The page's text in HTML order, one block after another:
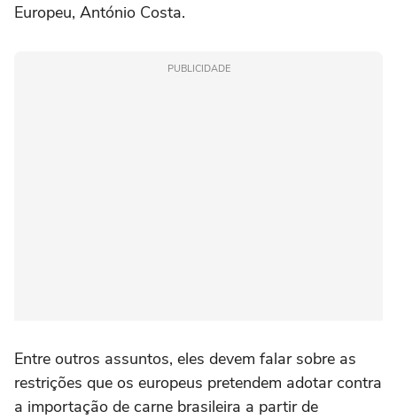
Europeu, António Costa.
PUBLICIDADE
Entre outros assuntos, eles devem falar sobre as
restrições que os europeus pretendem adotar contra
a importação de carne brasileira a partir de